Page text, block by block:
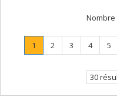
Page
1
Page
Page
2 Page
3 Page
4 5
30